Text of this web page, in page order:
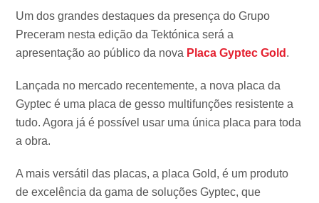
Um dos grandes destaques da presença do Grupo
Preceram nesta edição da Tektónica será a
apresentação ao público da nova Placa Gyptec Gold .
Lançada no mercado recentemente, a nova placa da
Gyptec é uma placa de gesso multifunções resistente a
tudo. Agora já é possível usar uma única placa para toda
a obra.
A mais versátil das placas, a placa Gold, é um produto
de excelência da gama de soluções Gyptec, que